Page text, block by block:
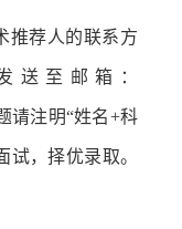
推荐人的联系方
送至邮箱：
请注明“姓名+科
，择优录取。